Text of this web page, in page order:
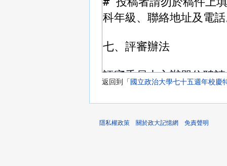
返回到「國立政治大學七十五週年校慶
隱私權政策 關於政大記憶網 免責聲明